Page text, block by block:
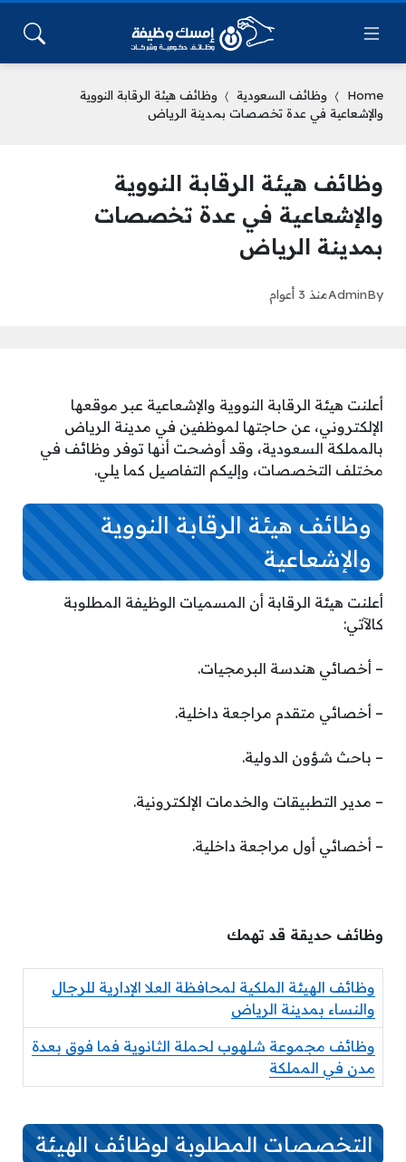
Home وظائف السعودية
وظائف هيئة الرقابة النووية
والإشعاعية في عدة تخصصات بمدينة الرياض
وظائف هيئة الرقابة النووية
والإشعاعية في عدة تخصصات
بمدينة الرياض
By
Adminمنذ 3 أعوام
أعلنت هيئة الرقابة النووية والإشعاعية عبر موقعها
الإلكتروني، عن حاجتها لموظفين في مدينة الرياض
بالمملكة السعودية، وقد أوضحت أنها توفر وظائف في
مختلف التخصصات، وإليكم التفاصيل كما يلي.
وظائف هيئة الرقابة النووية
والإشعاعية
أعلنت هيئة الرقابة أن المسميات الوظيفة المطلوبة
كالآتي:
– أخصائي هندسة البرمجيات.
– أخصائي متقدم مراجعة داخلية.
– باحث شؤون الدولية.
– مدير التطبيقات والخدمات الإلكترونية.
– أخصائي أول مراجعة داخلية.
وظائف حديقة قد تهمك
وظائف الهيئة الملكية لمحافظة العلا الإدارية للرجال
والنساء بمدينة الرياض
وظائف مجموعة شلهوب لحملة الثانوية فما فوق بعدة
مدن في المملكة
التخصصات المطلوبة لوظائف الهيئة